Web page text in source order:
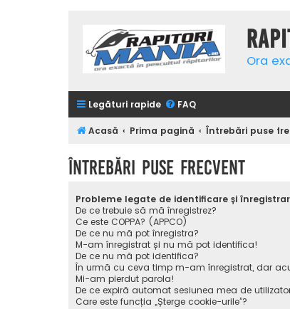
Ora
Legături rapide FAQ
Acasă Prima pagină Întrebări puse
Întrebări puse frecvent
Probleme legate de identificare și
De ce trebuie să mă înregistrez?
Ce este COPPA? (APPCO)
De ce nu mă pot înregistra?
M-am înregistrat și nu mă pot identifica!
De ce nu mă pot identifica?
În urmă cu ceva timp m-am înregistrat, dar
Mi-am pierdut parola!
De ce expiră automat sesiunea mea de
Care este funcția „Șterge cookie-urile”?